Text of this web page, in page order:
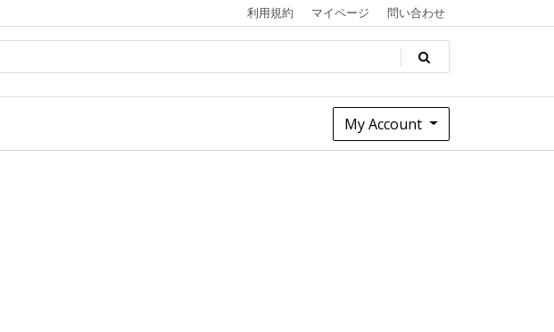
利用規約 マイページ 問い合わせ
My Account